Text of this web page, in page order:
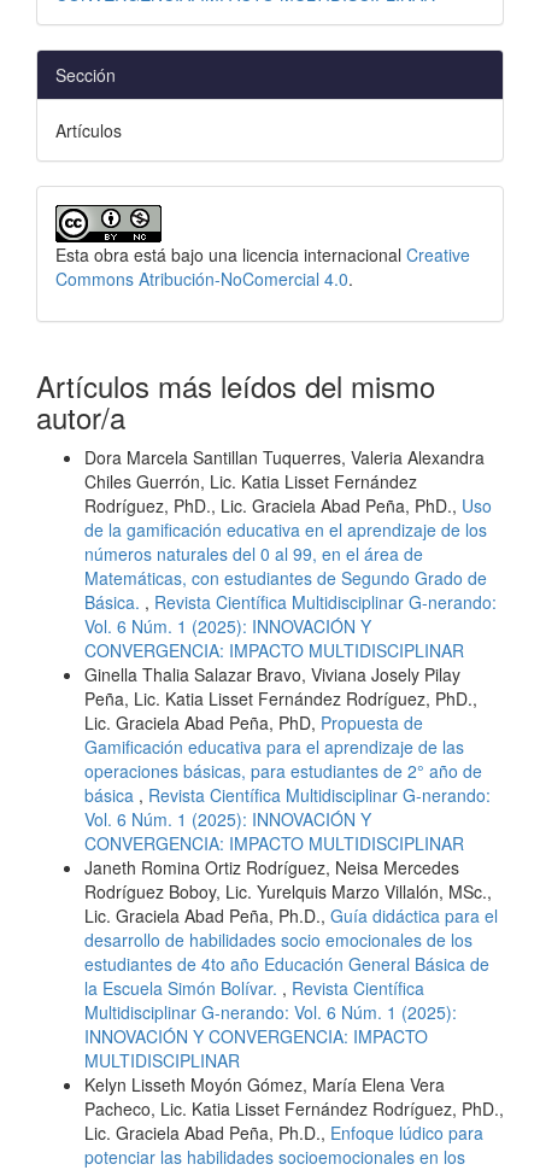
Sección
Artículos
Esta obra está bajo una licencia internacional Creative
Commons Atribución-NoComercial 4.0.
Artículos más leídos del mismo
autor/a
Dora Marcela Santillan Tuquerres, Valeria Alexandra
Chiles Guerrón, Lic. Katia Lisset Fernández
Rodríguez, PhD., Lic. Graciela Abad Peña, PhD., Uso
de la gamificación educativa en el aprendizaje de los
números naturales del 0 al 99, en el área de
Matemáticas, con estudiantes de Segundo Grado de
Básica. , Revista Científica Multidisciplinar G-nerando:
Vol. 6 Núm. 1 (2025): INNOVACIÓN Y
CONVERGENCIA: IMPACTO MULTIDISCIPLINAR
Ginella Thalia Salazar Bravo, Viviana Josely Pilay
Peña, Lic. Katia Lisset Fernández Rodríguez, PhD.,
Lic. Graciela Abad Peña, PhD, Propuesta de
Gamificación educativa para el aprendizaje de las
operaciones básicas, para estudiantes de 2° año de
básica , Revista Científica Multidisciplinar G-nerando:
Vol. 6 Núm. 1 (2025): INNOVACIÓN Y
CONVERGENCIA: IMPACTO MULTIDISCIPLINAR
Janeth Romina Ortiz Rodríguez, Neisa Mercedes
Rodríguez Boboy, Lic. Yurelquis Marzo Villalón, MSc.,
Lic. Graciela Abad Peña, Ph.D., Guía didáctica para el
desarrollo de habilidades socio emocionales de los
estudiantes de 4to año Educación General Básica de
la Escuela Simón Bolívar. , Revista Científica
Multidisciplinar G-nerando: Vol. 6 Núm. 1 (2025):
INNOVACIÓN Y CONVERGENCIA: IMPACTO
MULTIDISCIPLINAR
Kelyn Lisseth Moyón Gómez, María Elena Vera
Pacheco, Lic. Katia Lisset Fernández Rodríguez, PhD.,
Lic. Graciela Abad Peña, Ph.D., Enfoque lúdico para
potenciar las habilidades socioemocionales en los